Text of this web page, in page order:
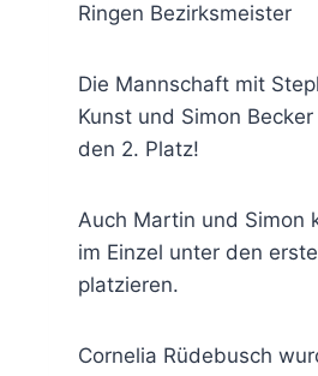
Ringen Bezirksmeister
Die Mannschaft mit
Kunst und Simon
den 2. Platz!
Auch Martin und Simon
im Einzel unter den
platzieren.
Cornelia Rüdebusch